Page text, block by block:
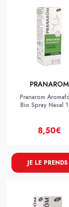
PRANAROM
Pranarom
Bio Spray Nasal
8,50€
JE LE